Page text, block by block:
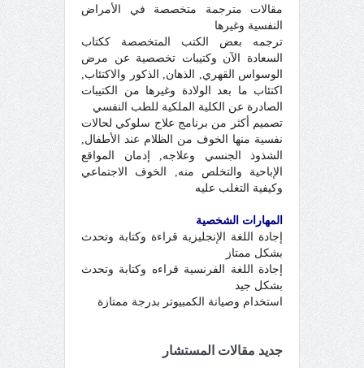
مقالات مترجمة متخصصة في الأمراض
النفسية وغيرها
ترجمه بعض الكتب المتخصصة ككتاب
السعادة الآن وكتيبات تخصصية عن مرض
الوسواس القهري, الذهان, الذكور والاكتئاب,
اكتئاب ما بعد الولادة وغيرها من الكتيبات
الصادرة عن الكلية الملكية للطب النفسي
تصميم أكثر من برنامج علاج سلوكي لحالات
نفسية منها الخوف من الظلام عند الأطفال,
الشذوذ الجنسي وعلاجه, إدمان المواقع
الإباحية والتخلص منه, الخوف الاجتماعي
وكيفية التغلب عليه
المهارات الشخصية
إجادة اللغة الإنجليزية قراءة وكتابة وتحدث
بشكل ممتاز
إجادة اللغة الفرنسية قراءه وكتابة وتحدث
بشكل جيد
استخدام وصيانة الكمبيوتر بدرجة ممتازة
جديد مقالات المستشار